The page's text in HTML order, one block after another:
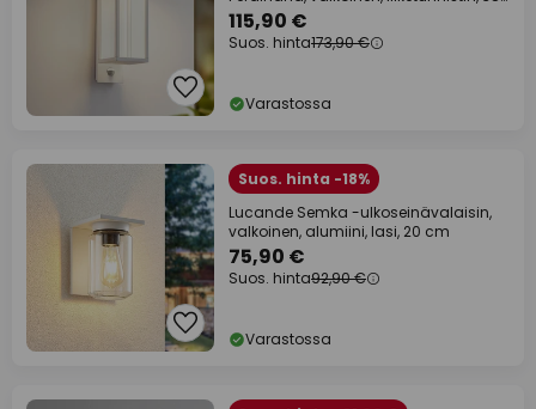
cm
115,90 €
Suos. hinta173,90 €
Varastossa
Suos. hinta -18%
Lucande Semka -ulkoseinävalaisin,
valkoinen, alumiini, lasi, 20 cm
75,90 €
Suos. hinta92,90 €
Varastossa